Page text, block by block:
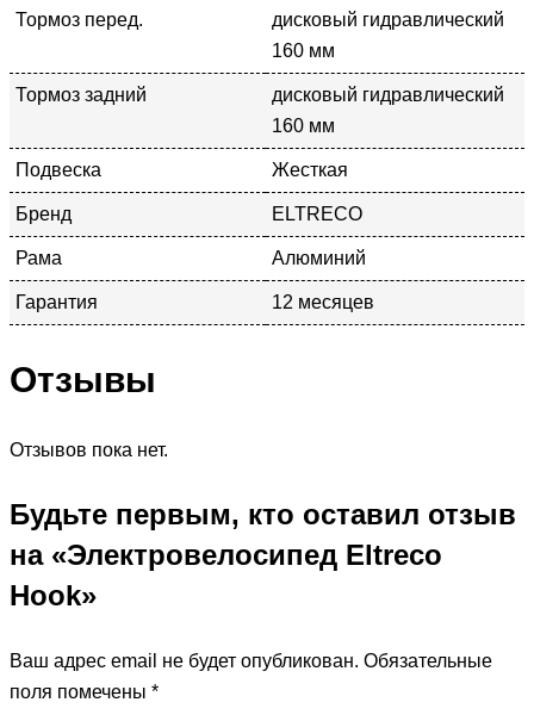
Тормоз перед.
дисковый гидравлический
160 мм
Тормоз задний
дисковый гидравлический
160 мм
Подвеска Жесткая
Бренд ELTRECO
Рама Алюминий
Гарантия 12 месяцев
Отзывы
Отзывов пока нет.
Будьте первым, кто оставил отзыв
на «Электровелосипед Eltreco
Hook»
Ваш адрес email не будет опубликован. Обязательные
поля помечены *